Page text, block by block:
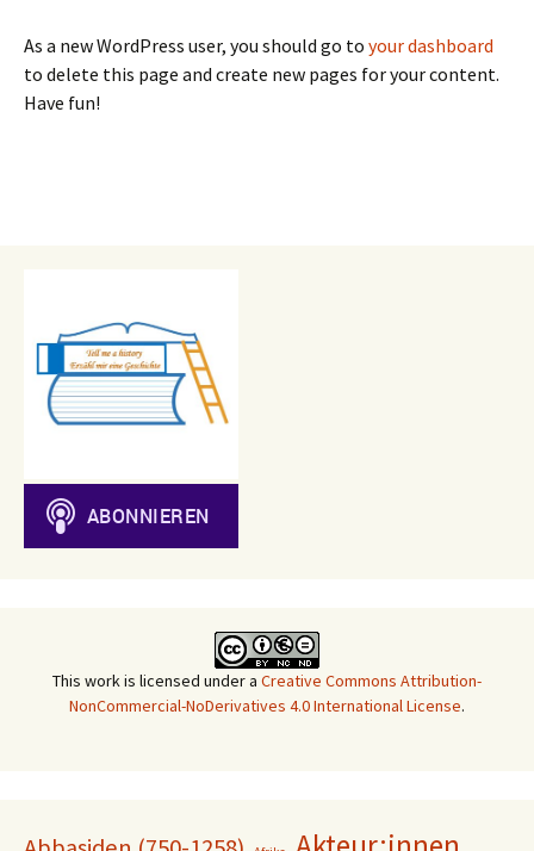
As a new WordPress user, you should go to your dashboard
to delete this page and create new pages for your content.
Have fun!
This work is licensed under a Creative Commons Attribution-
NonCommercial-NoDerivatives 4.0 International License.